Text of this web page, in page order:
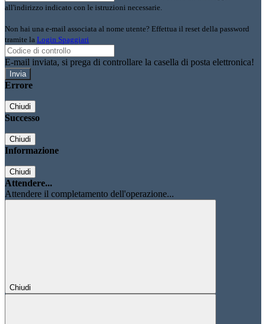
all'indirizzo indicato con le istruzioni necessarie.
Non hai una e-mail associata al nome utente? Effettua il reset della password
tramite la Login Spaggiari
E-mail inviata, si prega di controllare la casella di posta elettronica!
Errore
Chiudi
Successo
Chiudi
Informazione
Chiudi
Attendere...
Attendere il completamento dell'operazione...
Chiudi